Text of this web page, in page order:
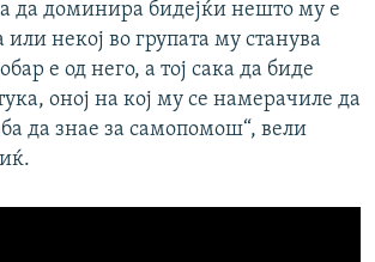
да доминира бидејќи нешто му е
некој во групата му станува
е од него, а тој сака да биде
оној на кој му се намерачиле да
да знае за самопомош“, вели